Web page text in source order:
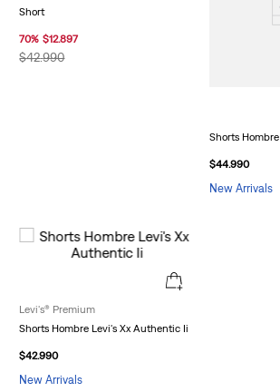
Short
70% $12.897
$42.990
Shorts
$44.990
New Arrivals
Levi's® Premium
Shorts Hombre Levi's Xx Authentic Ii
$42.990
New Arrivals